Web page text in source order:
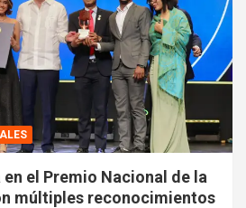
en el Premio Nacional de la
múltiples reconocimientos